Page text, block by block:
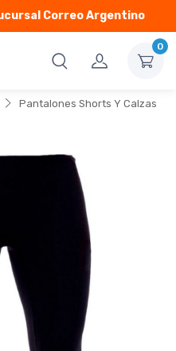
Correo Argentino
0
Pantalones Shorts Y Calzas